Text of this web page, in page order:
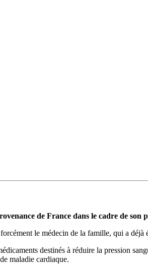
de France dans le cadre de
le médecin de la famille, qui a déjà
destinés à réduire la pression
maladie cardiaque.